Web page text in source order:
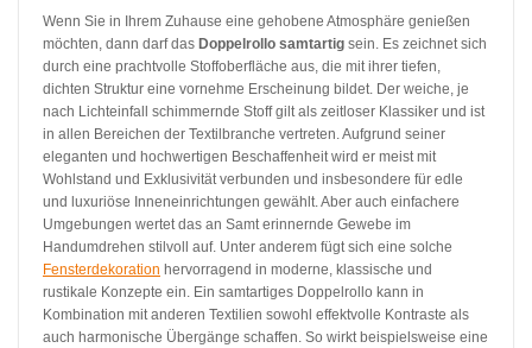
Wenn Sie in Ihrem Zuhause eine gehobene Atmosphäre genießen
möchten, dann darf das Doppelrollo samtartig sein. Es zeichnet sich
durch eine prachtvolle Stoffoberfläche aus, die mit ihrer tiefen,
dichten Struktur eine vornehme Erscheinung bildet. Der weiche, je
nach Lichteinfall schimmernde Stoff gilt als zeitloser Klassiker und ist
in allen Bereichen der Textilbranche vertreten. Aufgrund seiner
eleganten und hochwertigen Beschaffenheit wird er meist mit
Wohlstand und Exklusivität verbunden und insbesondere für edle
und luxuriöse Inneneinrichtungen gewählt. Aber auch einfachere
Umgebungen wertet das an Samt erinnernde Gewebe im
Handumdrehen stilvoll auf. Unter anderem fügt sich eine solche
Fensterdekoration hervorragend in moderne, klassische und
rustikale Konzepte ein. Ein samtartiges Doppelrollo kann in
Kombination mit anderen Textilien sowohl effektvolle Kontraste als
auch harmonische Übergänge schaffen. So wirkt beispielsweise eine